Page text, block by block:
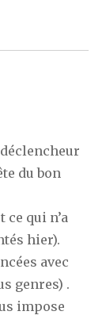
du bon
ce qui n’a
hier).
avec
genres) .
impose